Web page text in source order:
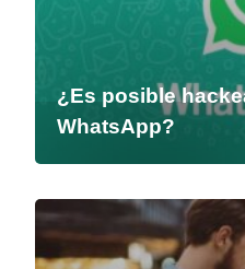
¿Es posible
WhatsApp?